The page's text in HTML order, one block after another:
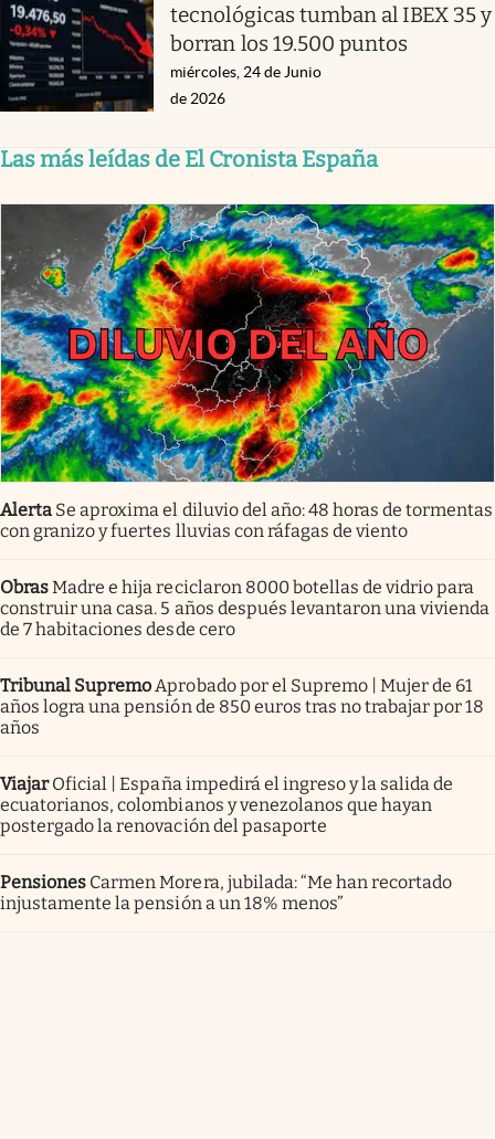
tecnológicas tumban al IBEX 35 y
borran los 19.500 puntos
miércoles, 24 de Junio
de 2026
Las más leídas de El Cronista España
Alerta Se aproxima el diluvio del año: 48 horas de tormentas
con granizo y fuertes lluvias con ráfagas de viento
ObrasMadre e hija reciclaron 8000 botellas de vidrio para
construir una casa. 5 años después levantaron una vivienda
de 7 habitaciones desde cero
Tribunal Supremo Aprobado por el Supremo | Mujer de 61
años logra una pensión de 850 euros tras no trabajar por 18
años
Viajar Oficial | España impedirá el ingreso y la salida de
ecuatorianos, colombianos y venezolanos que hayan
postergado la renovación del pasaporte
Pensiones Carmen Morera, jubilada: “Me han recortado
injustamente la pensión a un 18% menos”